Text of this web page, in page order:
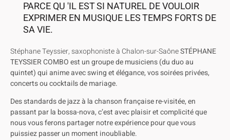
PARCE QU 'IL EST SI NATUREL DE VOULOIR
EXPRIMER EN MUSIQUE LES TEMPS FORTS DE
SA VIE.
Stéphane Teyssier, saxophoniste à Chalon-sur-SaôneSTÉPHANE
TEYSSIER COMBO est un groupe de musiciens (du duo au
quintet) qui anime avec swing et élégance, vos soirées privées,
concerts ou cocktails de mariage.
Des standards de jazz à la chanson française re-visitée, en
passant par la bossa-nova, c’est avec plaisir et complicité que
nous vous ferons partager notre expérience pour que vous
puissiez passer un moment inoubliable.